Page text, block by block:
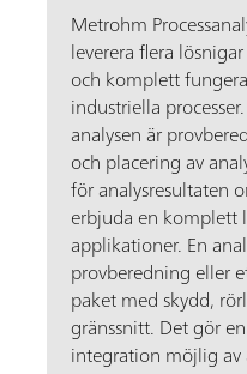
Metrohm
leverera flera
och komplett
industriella
analysen är
och placering av
för analysresultaten
erbjuda en komplett
applikationer. En
provberedning eller
paket med skydd,
gränssnitt. Det gör
integration möjlig av